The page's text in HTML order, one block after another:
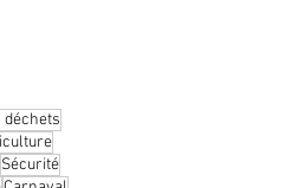
déchets
Sécurité